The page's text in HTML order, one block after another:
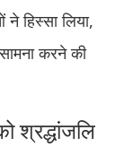
हिस्सा लिया,
करने की
श्रद्धांजलि